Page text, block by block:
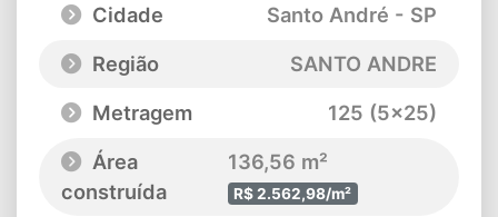
Cidade
Santo André - SP
Região
SANTO ANDRE
Metragem
125 (5x25)
Área
construída
136,56 m²
R$ 2.562,98/m²